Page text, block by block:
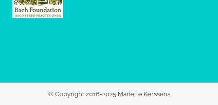
© Copyright 2016-2025 Marielle Kerssens